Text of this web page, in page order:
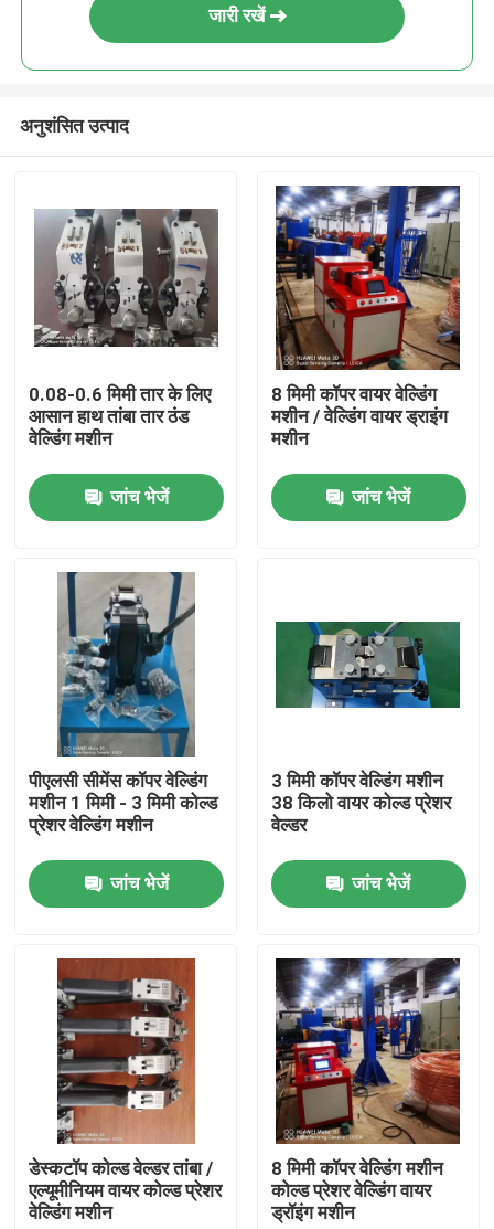
उत्पाद
वीडियो
हमारे बारे में
कारखाने का दौरा
हमसे संपर्क करें
एक उद्धरण का अनुरोध करें
केबल एक्सट्रूडर मशीन
वायर एक्सट्रूडर मशीन
जारी रखें
अनुशंसित उत्पाद
0.08-0.6 मिमी तार के लिए
आसान हाथ तांबा तार ठंड
वेल्डिंग मशीन
जांच भेजें
8 मिमी कॉपर वायर वेल्डिंग
मशीन / वेल्डिंग वायर ड्राइंग
मशीन
जांच भेजें
पीएलसी सीमेंस कॉपर वेल्डिंग
मशीन 1 मिमी - 3 मिमी कोल्ड
प्रेशर वेल्डिंग मशीन
जांच भेजें
3 मिमी कॉपर वेल्डिंग मशीन
38 किलो वायर कोल्ड प्रेशर
वेल्डर
जांच भेजें
डेस्कटॉप कोल्ड वेल्डर तांबा /
एल्यूमीनियम वायर कोल्ड प्रेशर
वेल्डिंग मशीन
8 मिमी कॉपर वेल्डिंग मशीन
कोल्ड प्रेशर वेल्डिंग वायर
ड्रॉइंग मशीन